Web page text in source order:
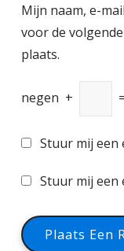
Mijn naam, e-
voor de
plaats.
negen + =
Stuur mij een
Stuur mij een